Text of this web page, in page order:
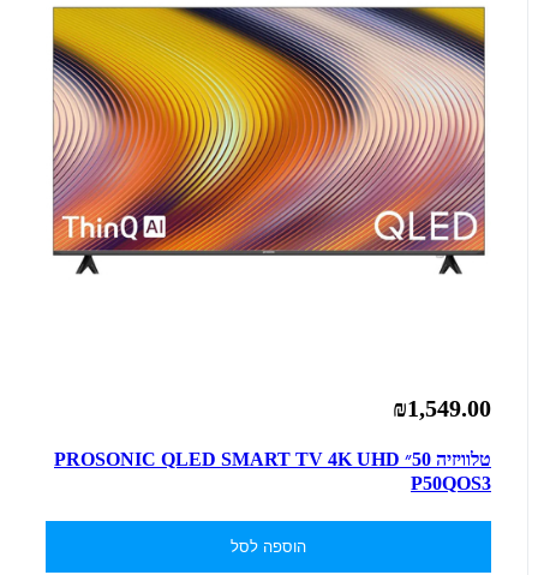
₪1,549.00
טלוויזיה 50״ PROSONIC QLED SMART TV 4K UHD
P50QOS3
הוספה לסל